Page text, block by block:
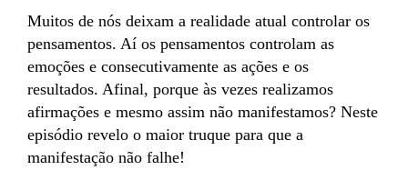
Muitos de nós deixam a realidade atual controlar os
pensamentos. Aí os pensamentos controlam as
emoções e consecutivamente as ações e os
resultados. Afinal, porque às vezes realizamos
afirmações e mesmo assim não manifestamos? Neste
episódio revelo o maior truque para que a
manifestação não falhe!